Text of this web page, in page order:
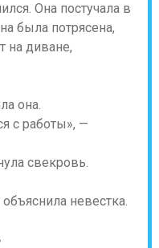
Она постучала в
была потрясена,
на диване,
она.
с работы», —
свекровь.
невестка.